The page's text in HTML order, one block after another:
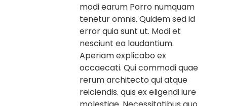
modi earum Porro numquam
tenetur omnis. Quidem sed id
error quia sunt ut. Modi et
nesciunt ea laudantium.
Aperiam explicabo ex
occaecati. Qui commodi quae
rerum architecto qui atque
reiciendis. quis ex eligendi iure